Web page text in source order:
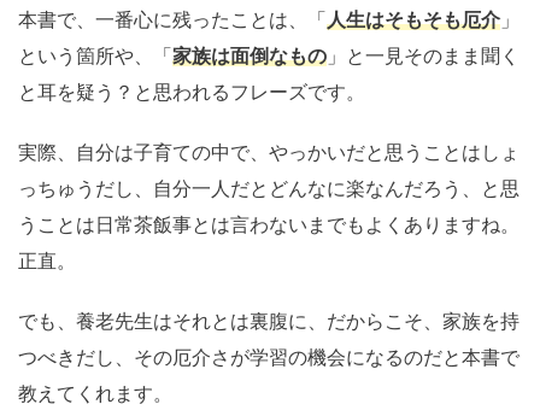
本書で、一番心に残ったことは、「 人生はそもそも厄介 」
という箇所や、「 家族は面倒なもの 」と一見そのまま聞く
と耳を疑う？と思われるフレーズです。
実際、自分は子育ての中で、やっかいだと思うことはしょ
っちゅうだし、自分一人だとどんなに楽なんだろう、と思
うことは日常茶飯事とは言わないまでもよくありますね。
正直。
でも、養老先生はそれとは裏腹に、だからこそ、家族を持
つべきだし、その厄介さが学習の機会になるのだと本書で
教えてくれます。